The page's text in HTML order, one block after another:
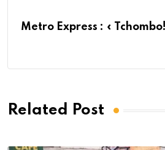
Metro Express : «
Related Post